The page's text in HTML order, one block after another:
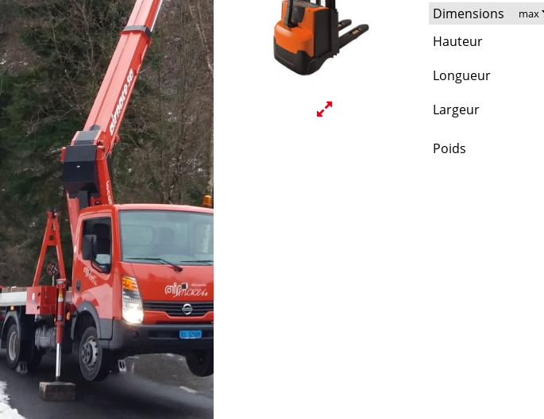
Dimensions
max
Hauteur
Longueur
Largeur
Poids